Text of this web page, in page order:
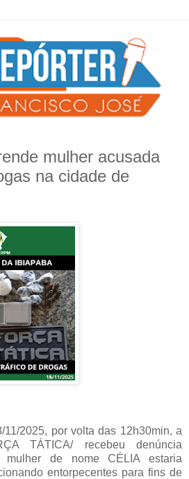
mulher acusada
na cidade de
11/2025, por volta das 12h30min, a
TÁTICA/ recebeu denúncia
mulher de nome CÉLIA estaria
entorpecentes para fins de